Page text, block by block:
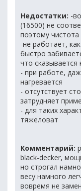
Недостатки: -
(16500) не
поэтому
-не работает,
быстро
что сказывается
- при работе,
нагревается
- отсутствует
затрудняет
- для таких
тяжеловат
Комментарий:
black-decker,
но строгал
весу намного
вовремя не